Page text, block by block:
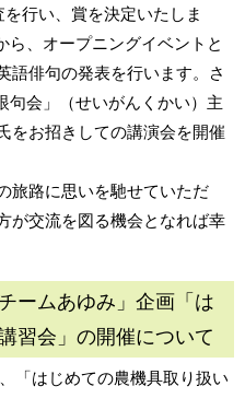
行い、賞を決定いたしま
、オープニングイベントと
語俳句の発表を行います。さ
句会」（せいがんくかい）主
をお招きしての講演会を開催
旅路に思いを馳せていただ
が交流を図る機会となれば幸
ームあゆみ」企画「は
習会」の開催について
「はじめての農機具取り扱い